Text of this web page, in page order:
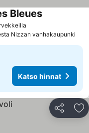
Bleues
Nizzan vanhakaupunki
Katso hinnat
Jaa